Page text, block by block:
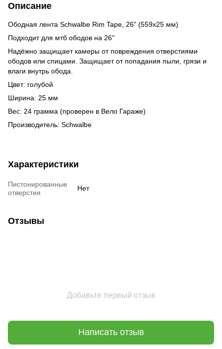
Описание
Ободная лента Schwalbe Rim Tape, 26" (559x25 мм)
Подходит для мтб ободов на 26"
Надёжно защищает камеры от повреждения отверстиями
ободов или спицами. Защищает от попадания пыли, грязи и
влаги внутрь обода.
Цвет: голубой
Ширина: 25 мм
Вес: 24 грамма (проверен в Вело Гараже)
Производитель: Schwalbe
Характеристики
Пистонированные
отверстия
Нет
Отзывы
Добавьте первый отзыв
Написать отзыв